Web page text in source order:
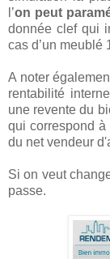
l’on peut
donnée clef qui
cas d’un meublé
A noter
rentabilité
une revente du
qui correspond
du net vendeur
Si on veut
passe.